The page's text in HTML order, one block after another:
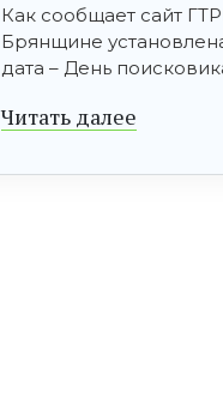
Как сообщает сайт
Брянщине
дата – День
Читать далее